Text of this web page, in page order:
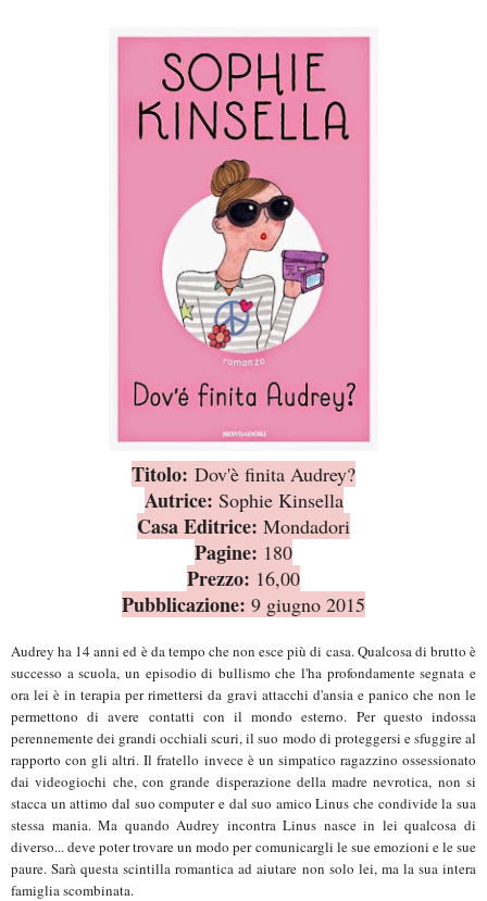
Titolo: Dov'è finita Audrey?
Autrice: Sophie Kinsella
Casa Editrice: Mondadori
Pagine: 180
Prezzo: 16,00
Pubblicazione: 9 giugno 2015
Audrey ha 14 anni ed è da tempo che non esce più di casa. Qualcosa di brutto è
successo a scuola, un episodio di bullismo che l'ha profondamente segnata e
ora lei è in terapia per rimettersi da gravi attacchi d'ansia e panico che non le
permettono di avere contatti con il mondo esterno. Per questo indossa
perennemente dei grandi occhiali scuri, il suo modo di proteggersi e sfuggire al
rapporto con gli altri. Il fratello invece è un simpatico ragazzino ossessionato
dai videogiochi che, con grande disperazione della madre nevrotica, non si
stacca un attimo dal suo computer e dal suo amico Linus che condivide la sua
stessa mania. Ma quando Audrey incontra Linus nasce in lei qualcosa di
diverso... deve poter trovare un modo per comunicargli le sue emozioni e le sue
paure. Sarà questa scintilla romantica ad aiutare non solo lei, ma la sua intera
famiglia scombinata.